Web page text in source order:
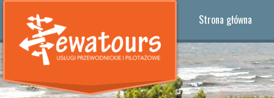
Strona główna